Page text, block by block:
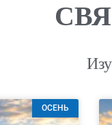
ОСЕНЬ